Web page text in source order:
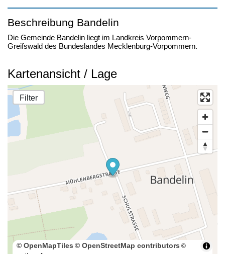
Beschreibung Bandelin
Die Gemeinde Bandelin liegt im Landkreis Vorpommern-
Greifswald des Bundeslandes Mecklenburg-Vorpommern.
Kartenansicht / Lage
Filter
© OpenMapTiles © OpenStreetMap contributors ©